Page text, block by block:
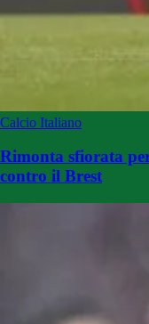
Calcio Italiano
Rimonta sfiorata
contro il Brest